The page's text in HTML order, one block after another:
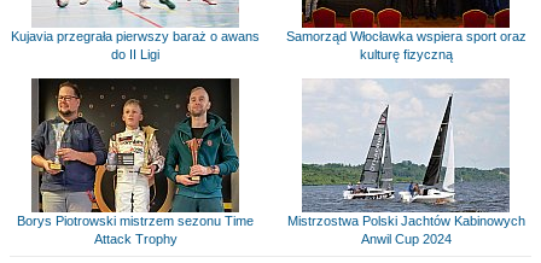
Kujavia przegrała pierwszy baraż o awans
do II Ligi
Samorząd Włocławka wspiera sport oraz
kulturę fizyczną
Borys Piotrowski mistrzem sezonu Time
Attack Trophy
Mistrzostwa Polski Jachtów Kabinowych
Anwil Cup 2024